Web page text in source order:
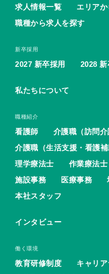
求人情報一覧
エリア
職種から求人を探す
新卒採用
2027 新卒採用 2028 新
私たちについて
職種紹介
看護師
介護職（訪問介
介護職（生活支援・看護補
理学療法士
作業療法士
施設事務
医療事務
本社スタッフ
インタビュー
働く環境
教育研修制度
キャリ